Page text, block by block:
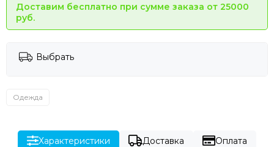
Доставим бесплатно при сумме заказа от 25000
руб.
Выбрать
Одежда
Характеристики Доставка Оплата